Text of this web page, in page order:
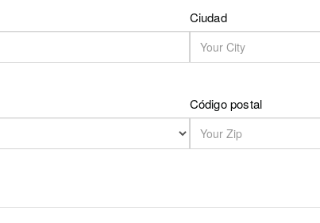
Ciudad
Código postal